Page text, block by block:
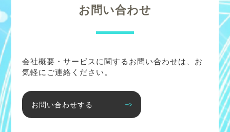
お問い合わせ
会社概要・サービスに関するお問い合わせは、お
気軽にご連絡ください。
お問い合わせする